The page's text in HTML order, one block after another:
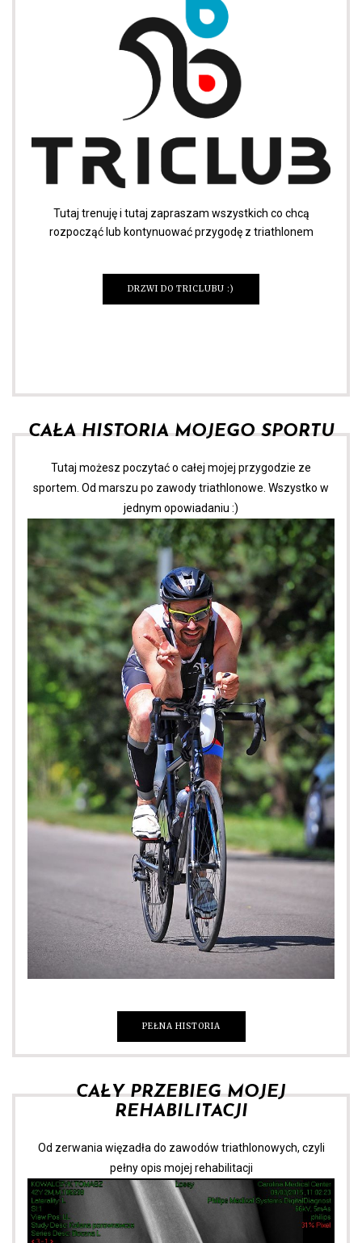
Tutaj trenuję i tutaj zapraszam wszystkich co chcą
rozpocząć lub kontynuować przygodę z triathlonem
DRZWI DO TRICLUBU :)
CAŁA HISTORIA MOJEGO SPORTU
Tutaj możesz poczytać o całej mojej przygodzie ze
sportem. Od marszu po zawody triathlonowe. Wszystko w
jednym opowiadaniu :)
PEŁNA HISTORIA
CAŁY PRZEBIEG MOJEJ
REHABILITACJI
Od zerwania więzadła do zawodów triathlonowych, czyli
pełny opis mojej rehabilitacji